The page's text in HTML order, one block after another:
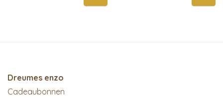
Dreumes enzo
Cadeaubonnen